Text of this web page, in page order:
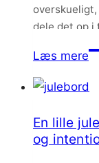
dele det op i
Læs mere
at
En lille
og